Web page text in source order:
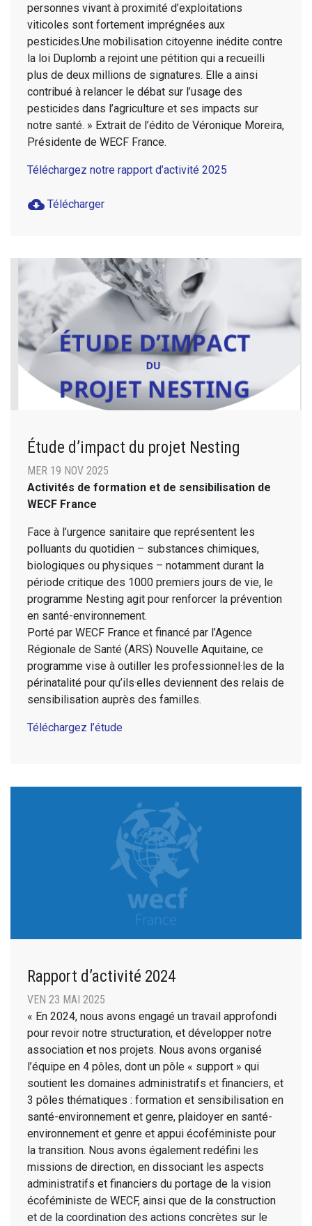
personnes vivant à proximité d’exploitations
viticoles sont fortement imprégnées aux
pesticides.Une mobilisation citoyenne inédite contre
la loi Duplomb a rejoint une pétition qui a recueilli
plus de deux millions de signatures. Elle a ainsi
contribué à relancer le débat sur l’usage des
pesticides dans l’agriculture et ses impacts sur
notre santé. » Extrait de l’édito de Véronique Moreira,
Présidente de WECF France.
Téléchargez notre rapport d’activité 2025
cloud_download Télécharger
Étude d’impact du projet Nesting
MER 19 NOV 2025
Activités de formation et de sensibilisation de
WECF France
Face à l’urgence sanitaire que représentent les
polluants du quotidien – substances chimiques,
biologiques ou physiques – notamment durant la
période critique des 1000 premiers jours de vie, le
programme Nesting agit pour renforcer la prévention
en santé-environnement.
Porté par WECF France et financé par l’Agence
Régionale de Santé (ARS) Nouvelle Aquitaine, ce
programme vise à outiller les professionnel·les de la
périnatalité pour qu’ils·elles deviennent des relais de
sensibilisation auprès des familles.
Téléchargez l’étude
Rapport d’activité 2024
VEN 23 MAI 2025
« En 2024, nous avons engagé un travail approfondi
pour revoir notre structuration, et développer notre
association et nos projets. Nous avons organisé
l’équipe en 4 pôles, dont un pôle « support » qui
soutient les domaines administratifs et financiers, et
3 pôles thématiques : formation et sensibilisation en
santé-environnement et genre, plaidoyer en santé-
environnement et genre et appui écoféministe pour
la transition. Nous avons également redéfini les
missions de direction, en dissociant les aspects
administratifs et financiers du portage de la vision
écoféministe de WECF, ainsi que de la construction
et de la coordination des actions concrètes sur le